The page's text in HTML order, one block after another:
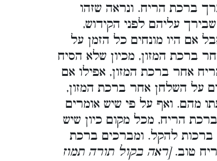
ברכת הריח. ונראה שזהו
עליהם לפני הקידוש,
אם היו מונחים כל הזמן על
ברכת המזון, מכיון שלא הסיח
אחר ברכת המזון, אפילו אם
על השלחן אחר ברכת המזון,
מהם. ואף על פי שיש אומרים
הריח, מכל מקום כיון שיש
ברכות להקל. ומברכים ברכת
ריח טוב.[ראה בקול תורה תמוז